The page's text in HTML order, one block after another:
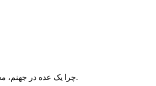
چرا یک عده در جهنم، مخلد در عذاب می‌شوند؟ یکی از مصادیق مهم کنترل ذهن «نیت» است.